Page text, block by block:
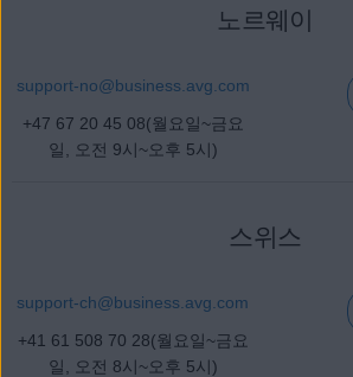
노르웨이
support-no@business .avg.com
+47 67 20 45 08(월요일~금요
일, 오전 9시~오후 5시)
스위스
support-ch@business .avg.com
+41 61 508 70 28(월요일~금요
일, 오전 8시~오후 5시)